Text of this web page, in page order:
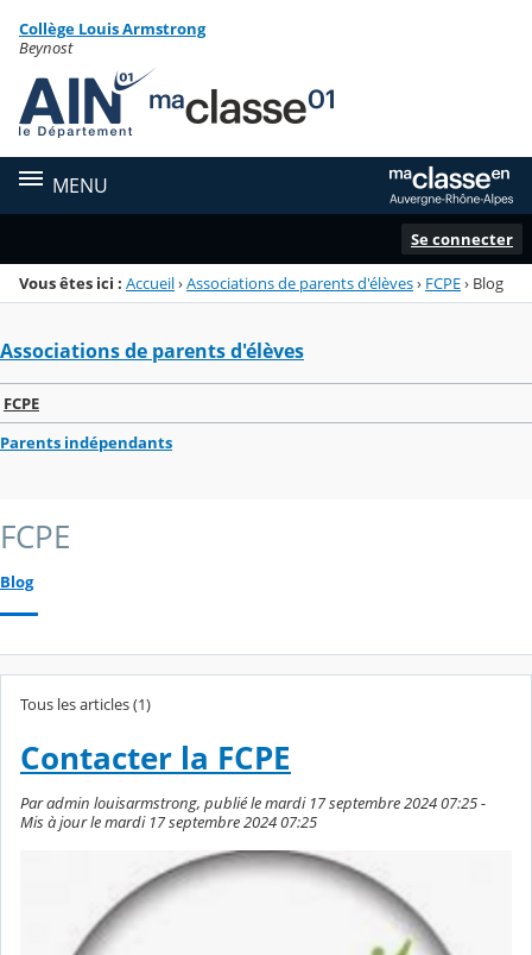
Menu de la rubrique
Contenu
Collège Louis Armstrong
Beynost
MENU
Se connecter
Vous êtes ici : Accueil›Associations de parents d'élèves› FCPE› Blog
Associations de parents d'élèves
FCPE
Parents indépendants
FCPE
Blog
Tous les articles (1)
Contacter la FCPE
Par admin louisarmstrong, publié le mardi 17 septembre 2024 07:25 -
Mis à jour le mardi 17 septembre 2024 07:25